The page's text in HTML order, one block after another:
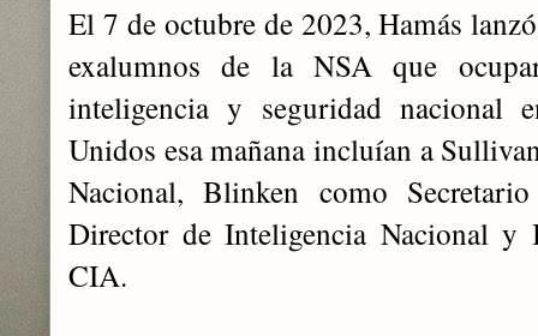
El 7 de octubre de 2023, Hamás
exalumnos de la NSA que
inteligencia y seguridad nacional
Unidos esa mañana incluían a
Nacional, Blinken como
Director de Inteligencia Nacional
CIA.